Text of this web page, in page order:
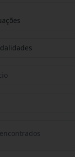
encontrados